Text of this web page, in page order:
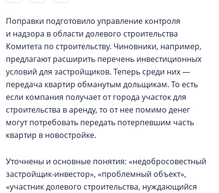
Поправки подготовило управление контроля
и надзора в области долевого строительства
Комитета по строительству. Чиновники, например,
предлагают расширить перечень инвестиционных
условий для застройщиков. Теперь среди них —
передача квартир обманутым дольщикам. То есть
если компания получает от города участок для
строительства в аренду, то от нее помимо денег
могут потребовать передать потерпевшим часть
квартир в новостройке.
Уточнены и основные понятия: «недобросовестный
застройщик-инвестор», «проблемный объект»,
«участник долевого строительства, нуждающийся